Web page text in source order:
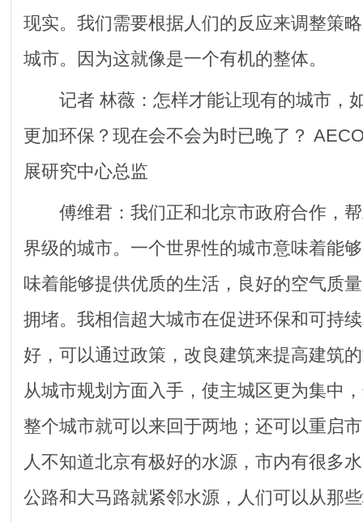
现实。我们需要根据人们的反应来调整策
城市。因为这就像是一个有机的整体。
记者 林薇：怎样才能让现有的城市，
更加环保？现在会不会为时已晚了？
展研究中心总监
傅维君：我们正和北京市政府合作，帮
界级的城市。一个世界性的城市意味着能
味着能够提供优质的生活，良好的空气质
拥堵。我相信超大城市在促进环保和可持
好，可以通过政策，改良建筑来提高建筑
从城市规划方面入手，使主城区更为集中
整个城市就可以来回于两地；还可以重启
人不知道北京有极好的水源，市内有很多
公路和大马路就紧邻水源，人们可以从那